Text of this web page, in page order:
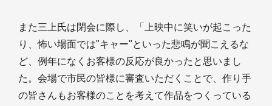
また三上氏は閉会に際し、「上映中に笑いが起こった
り、怖い場面では"キャー"といった悲鳴が聞こえるな
ど、例年になくお客様の反応が良かったと思いまし
た。会場で市民の皆様に審査いただくことで、作り手
の皆さんもお客様のことを考えて作品をつくっている